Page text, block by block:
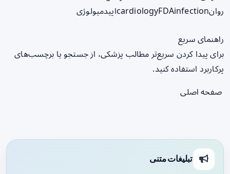
روان
cardiologyFDAinfection اپیدمیولوژی
راهنمای سریع
برای پیدا کردن سریع‌تر مطالب پزشکی، از جستجو یا برچسب‌های
پرکاربرد استفاده کنید.
صفحه اصلی
تبلیغات متنی